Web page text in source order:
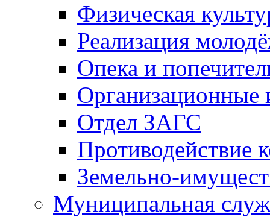
Физическая
Реализация
Опека и
Отдел ЗАГС
Противодействие
Земельно-
Муниципальная